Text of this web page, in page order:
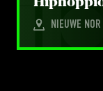
NIEUWE